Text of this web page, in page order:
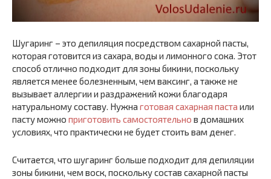
Шугаринг – это депиляция посредством сахарной пасты,
которая готовится из сахара, воды и лимонного сока. Этот
способ отлично подходит для зоны бикини, поскольку
является менее болезненным, чем ваксинг, а также не
вызывает аллергии и раздражений кожи благодаря
натуральному составу. Нужна готовая сахарная паста или
пасту можно приготовить самостоятельно в домашних
условиях, что практически не будет стоить вам денег.
Считается, что шугаринг больше подходит для депиляции
зоны бикини, чем воск, поскольку состав сахарной пасты